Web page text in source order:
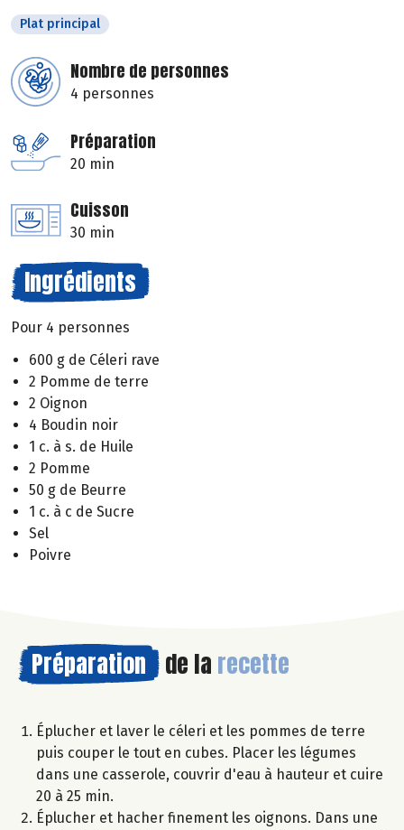
Plat principal
Nombre de personnes
4 personnes
Préparation
20 min
Cuisson
30 min
Ingrédients
Pour 4 personnes
600 g de Céleri rave
2 Pomme de terre
2 Oignon
4 Boudin noir
1 c. à s. de Huile
2 Pomme
50 g de Beurre
1 c. à c de Sucre
Sel
Poivre
Préparation de la recette
Éplucher et laver le céleri et les pommes de terre
puis couper le tout en cubes. Placer les légumes
dans une casserole, couvrir d'eau à hauteur et cuire
20 à 25 min.
Éplucher et hacher finement les oignons. Dans une